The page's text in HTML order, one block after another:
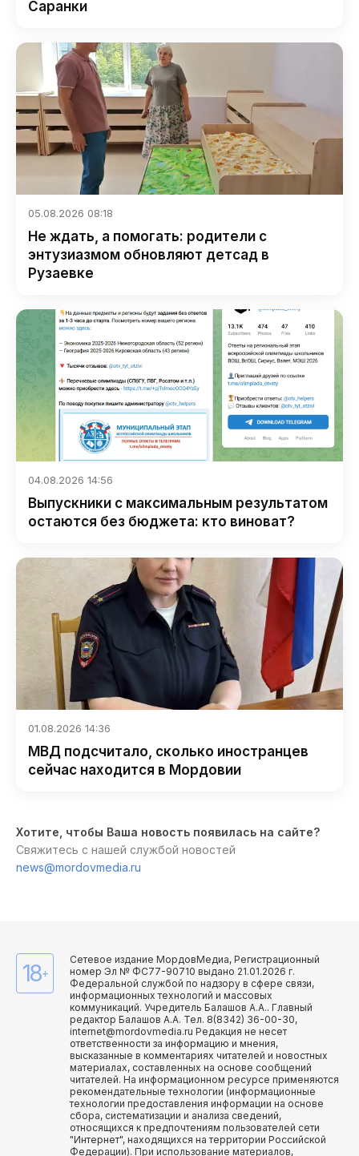
Саранки
05.08.2026 08:18
Не ждать, а помогать: родители с
энтузиазмом обновляют детсад в
Рузаевке
04.08.2026 14:56
Выпускники с максимальным результатом
остаются без бюджета: кто виноват?
01.08.2026 14:36
МВД подсчитало, сколько иностранцев
сейчас находится в Мордовии
Хотите, чтобы Ваша новость появилась на сайте?
Свяжитесь с нашей службой новостей
news@mordovmedia.ru
18+
Сетевое издание МордовМедиа, Регистрационный
номер Эл № ФС77-90710 выдано 21.01.2026 г.
Федеральной службой по надзору в сфере связи,
информационных технологий и массовых
коммуникаций. Учредитель Балашов А.А.. Главный
редактор Балашов А.А. Тел. 8(8342) 36-00-30,
internet@mordovmedia.ru Редакция не несет
ответственности за информацию и мнения,
высказанные в комментариях читателей и новостных
материалах, составленных на основе сообщений
читателей. На информационном ресурсе применяются
рекомендательные технологии (информационные
технологии предоставления информации на основе
сбора, систематизации и анализа сведений,
относящихся к предпочтениям пользователей сети
"Интернет", находящихся на территории Российской
Федерации). При использование материалов,